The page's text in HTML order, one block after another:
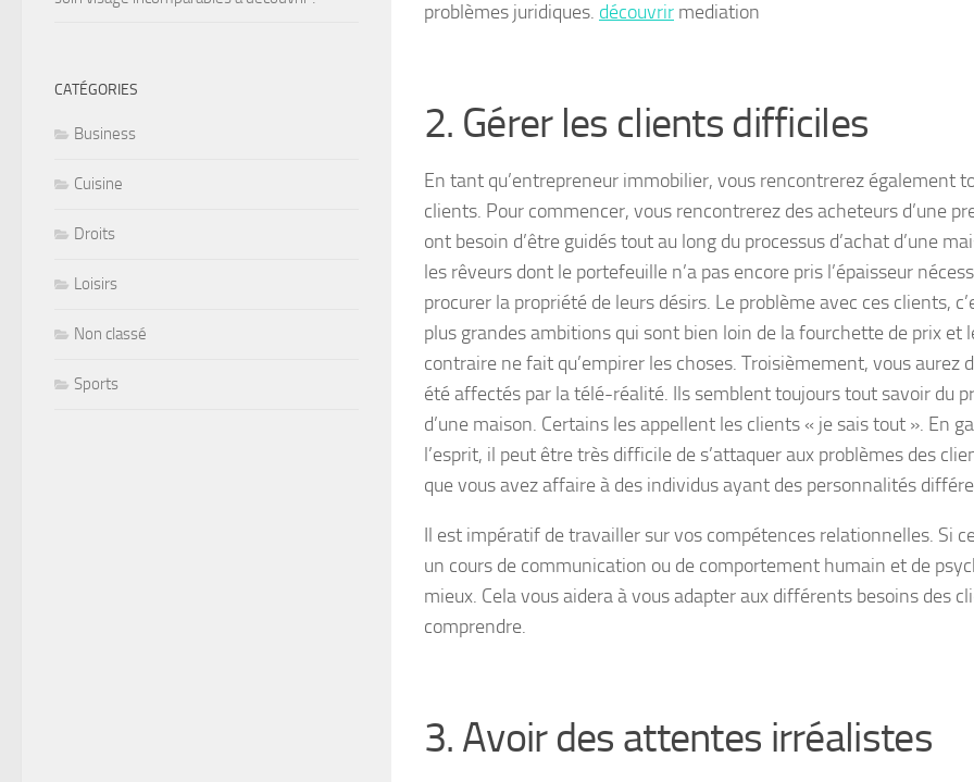
problèmes juridiques. découvrir mediation
2. Gérer les clients difficiles
En tant qu’entrepreneur immobilier, vous rencontrerez également
clients. Pour commencer, vous rencontrerez des acheteurs d’une
ont besoin d’être guidés tout au long du processus d’achat d’une
les rêveurs dont le portefeuille n’a pas encore pris l’épaisseur
procurer la propriété de leurs désirs. Le problème avec ces clients,
plus grandes ambitions qui sont bien loin de la fourchette de prix et
contraire ne fait qu’empirer les choses. Troisièmement, vous aurez
été affectés par la télé-réalité. Ils semblent toujours tout savoir du
d’une maison. Certains les appellent les clients « je sais tout ». En
l’esprit, il peut être très difficile de s’attaquer aux problèmes des
que vous avez affaire à des individus ayant des personnalités
Il est impératif de travailler sur vos compétences relationnelles. Si
un cours de communication ou de comportement humain et de
mieux. Cela vous aidera à vous adapter aux différents besoins des
comprendre.
3. Avoir des attentes irréalistes
CATÉGORIES
Business
Cuisine
Droits
Loisirs
Non classé
Sports